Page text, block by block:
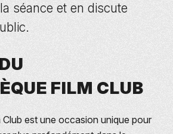
séance et en discute
FILM CLUB
Club est une occasion unique pour